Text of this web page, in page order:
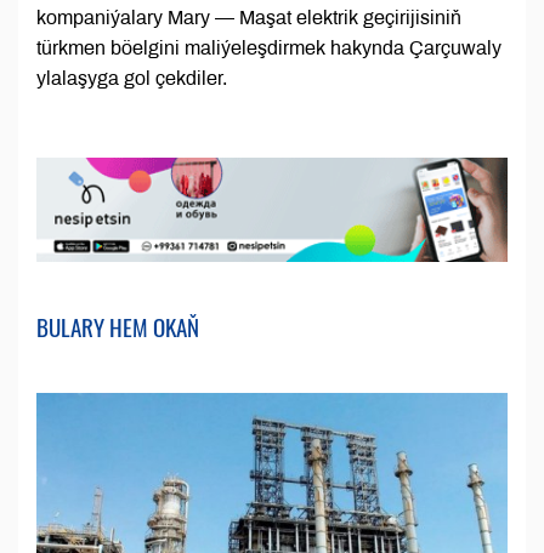
kompaniýalary Mary — Maşat elektrik geçirijisiniň
türkmen böelgini maliýeleşdirmek hakynda Çarçuwaly
ylalaşyga gol çekdiler.
BULARY HEM OKAŇ